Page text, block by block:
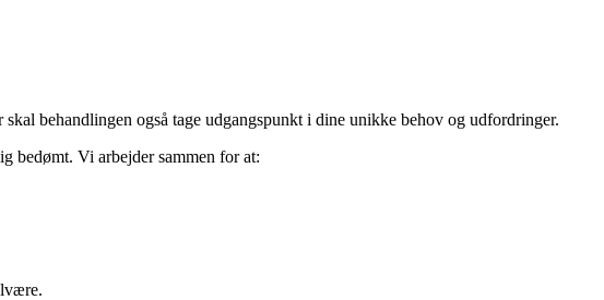
behandlingen også tage udgangspunkt i dine unikke behov og udfordringer.
bedømt. Vi arbejder sammen for at: